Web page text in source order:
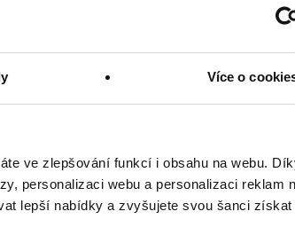
Více o
ve zlepšování funkcí i obsahu na webu.
personalizaci webu a personalizaci reklam
lepší nabídky a zvyšujete svou šanci
Výroba sushi
Doučujte s
min
Ostraha